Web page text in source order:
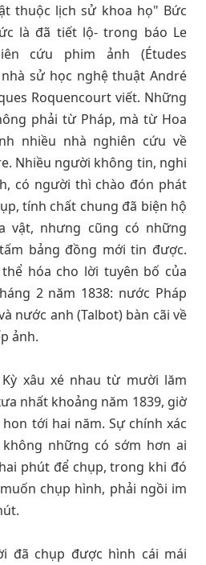
thuộc lịch sử khoa họ" Bức
là đã tiết lộ- trong báo Le
cứu phim ảnh (Études
sử học nghệ thuật André
Roquencourt viết. Những
phải từ Pháp, mà từ Hoa
nhiều nhà nghiên cứu về
Nhiều người không tin, nghi
có người thì chào đón phát
tính chất chung đã biện hộ
vật, nhưng cũng có những
bảng đồng mới tin được.
hóa cho lời tuyên bố của
2 năm 1838: nước Pháp
nước anh (Talbot) bàn cãi về
ảnh.
xâu xé nhau từ mười lăm
nhất khoảng năm 1839, giờ
tới hai năm. Sự chính xác
những có sớm hơn ai
phút để chụp, trong khi đó
chụp hình, phải ngồi im
đã chụp được hình cái mái